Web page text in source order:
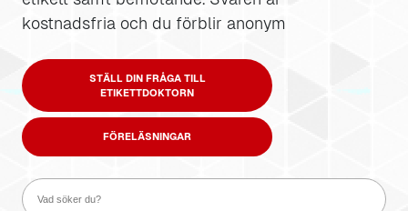
kostnadsfria och du förblir anonym
STÄLL DIN FRÅGA TILL
ETIKETTDOKTORN
FÖRELÄSNINGAR